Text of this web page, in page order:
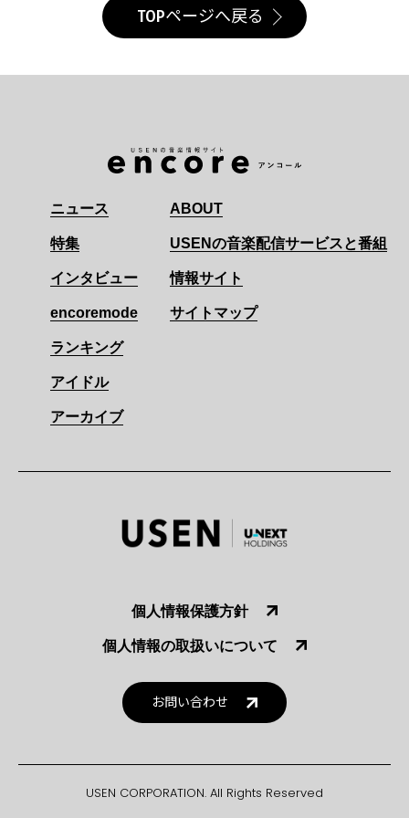
TOPページへ戻る
ニュース
特集
インタビュー
encoremode
ランキング
アイドル
アーカイブ
ABOUT
USENの音楽配信サービスと番組
情報サイト
サイトマップ
個人情報保護方針
個人情報の取扱いについて
お問い合わせ
USEN CORPORATION. All Rights Reserved